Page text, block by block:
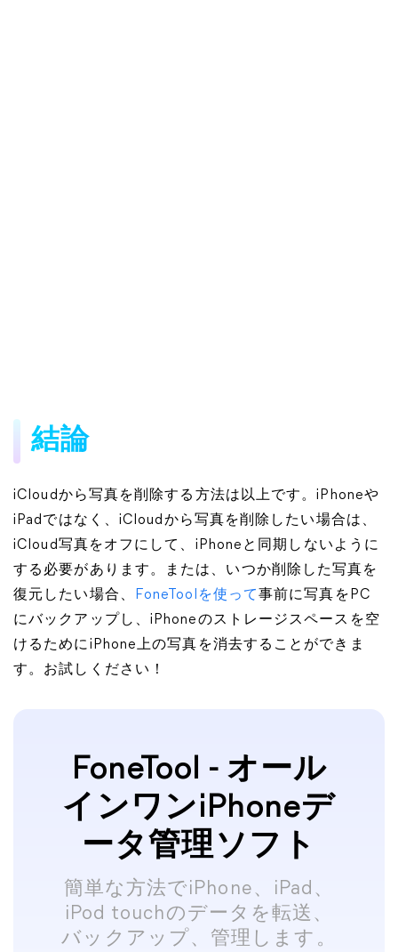
結論
iCloudから写真を削除する方法は以上です。iPhoneや
iPadではなく、iCloudから写真を削除したい場合は、
iCloud写真をオフにして、iPhoneと同期しないように
する必要があります。または、いつか削除した写真を
復元したい場合、
FoneToolを使って事前に写真をPC
にバックアップし、iPhoneのストレージスペースを空
けるためにiPhone上の写真を消去することができま
す。お試しください！
FoneTool - オール
インワンiPhoneデ
ータ管理ソフト
簡単な方法でiPhone、iPad、
iPod touchのデータを転送、
バックアップ、管理します。